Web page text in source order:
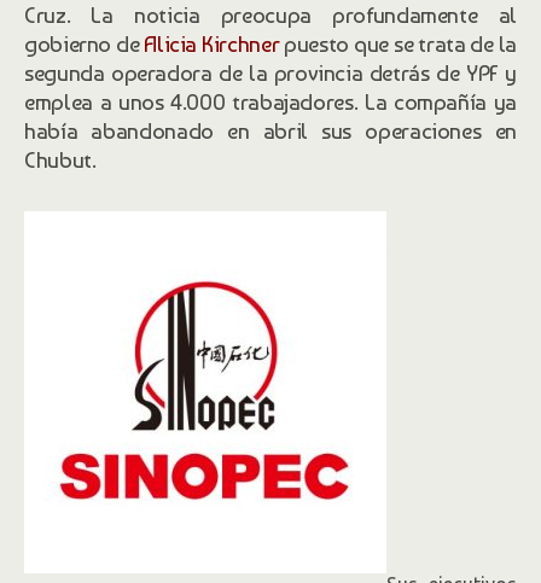
Cruz. La noticia preocupa profundamente al
gobierno deAlicia Kirchnerpuesto que se trata de la
segunda operadora de la provincia detrás de YPF y
emplea a unos 4.000 trabajadores. La compañía ya
había abandonado en abril sus operaciones en
Chubut.